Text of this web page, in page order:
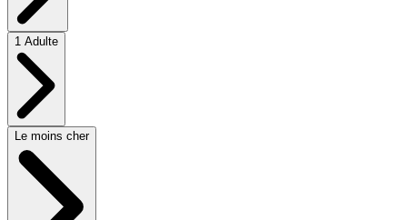
1 Adulte
Le moins cher